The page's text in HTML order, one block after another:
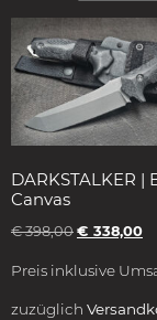
DARKSTALKER |
Canvas
€398,00 € 338,00
Preis inklusive
zuzüglich